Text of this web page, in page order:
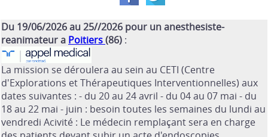
Du 19/06/2026 au 25//2026 pour un anesthesiste-
reanimateur a Poitiers(86) :
La mission se déroulera au sein au CETI (Centre
d'Explorations et Thérapeutiques Interventionnelles) aux
dates suivantes : - du 20 au 24 avril - du 04 au 07 mai - du
18 au 22 mai - juin : besoin toutes les semaines du lundi au
vendredi Acivité : Le médecin remplaçant sera en charge